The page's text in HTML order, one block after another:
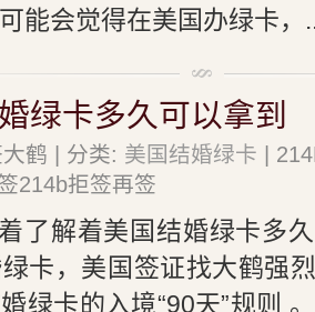
能会觉得在美国办绿卡，
绿卡多久可以拿到
鹤 | 分类: 美国结婚绿卡 |
214b拒签再签
了解着美国结婚绿卡多
卡，美国签证找大鹤强
绿卡的入境“90天”规则